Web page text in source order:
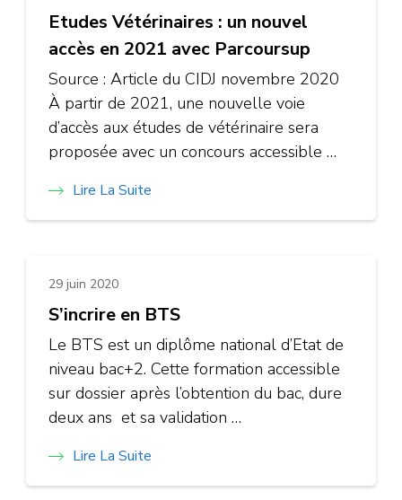
Etudes Vétérinaires : un nouvel
accès en 2021 avec Parcoursup
Source : Article du CIDJ novembre 2020
À partir de 2021, une nouvelle voie
d’accès aux études de vétérinaire sera
proposée avec un concours accessible …
Lire La Suite
29 juin 2020
S’incrire en BTS
Le BTS est un diplôme national d’Etat de
niveau bac+2. Cette formation accessible
sur dossier après l’obtention du bac, dure
deux ans et sa validation …
Lire La Suite